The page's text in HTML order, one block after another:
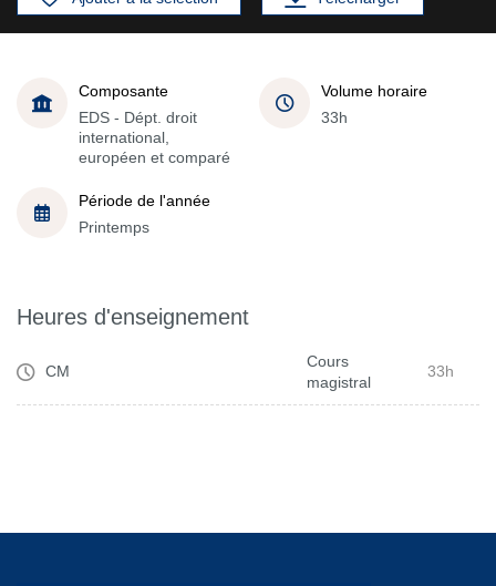
Composante
EDS - Dépt. droit
international,
européen et comparé
Volume horaire
33h
Période de l'année
Printemps
Heures d'enseignement
CM
Cours
magistral
33h